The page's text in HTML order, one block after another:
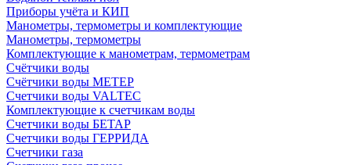
Приборы учёта и КИП
Манометры, термометры и комплектующие
Манометры, термометры
Комплектующие к манометрам, термометрам
Счётчики воды
Счётчики воды МЕТЕР
Счетчики воды VALTEC
Комплектующие к счетчикам воды
Счетчики воды БЕТАР
Счетчики воды ГЕРРИДА
Счетчики газа